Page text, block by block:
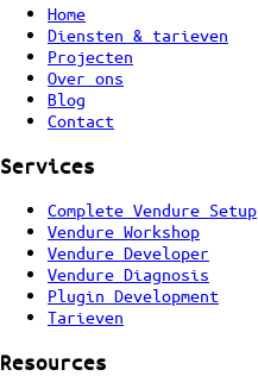
Home
Diensten & tarieven
Projecten
Over ons
Blog
Contact
Services
Complete Vendure Setup
Vendure Workshop
Vendure Developer
Vendure Diagnosis
Plugin Development
Tarieven
Resources